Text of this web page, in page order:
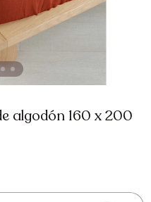
algodón 160 x 200